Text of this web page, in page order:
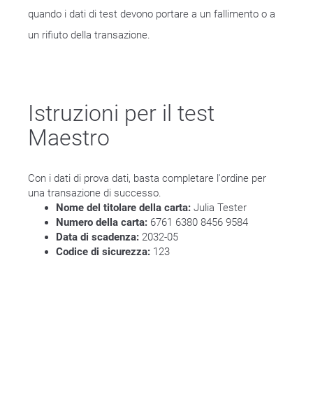
quando i dati di test devono portare a un fallimento o a
un rifiuto della transazione.
Istruzioni per il test
Maestro
Con i dati di prova dati, basta completare l'ordine per
una transazione di successo.
Nome del titolare della carta: Julia Tester
Numero della carta: 6761 6380 8456 9584
Data di scadenza: 2032-05
Codice di sicurezza: 123